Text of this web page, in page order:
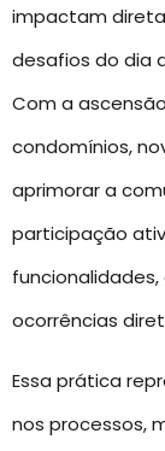
impactam
desafios do dia
Com a
condomínios,
aprimorar a
participação
ocorrências
Essa prática
nos processos,